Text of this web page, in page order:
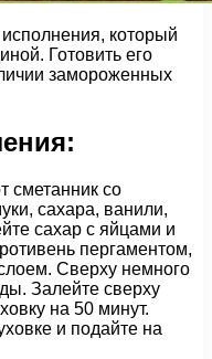
который
Готовить его
замороженных
сметанник со
сахара, ванили,
сахар с яйцами и
пергаментом,
Сверху немного
Залейте сверху
на 50 минут.
и подайте на